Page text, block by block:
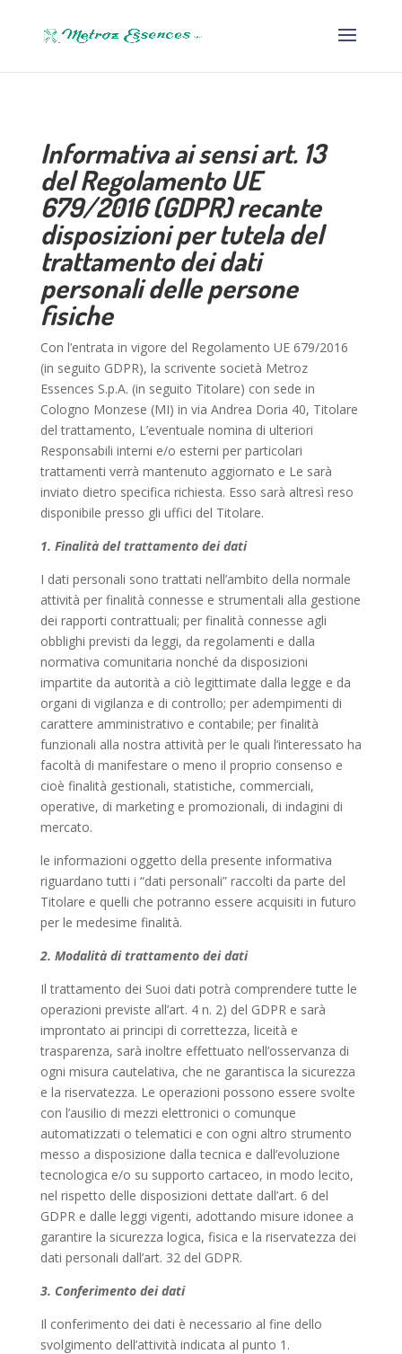
Informativa ai sensi art. 13
del Regolamento UE
679/2016 (GDPR) recante
disposizioni per tutela del
trattamento dei dati
personali delle persone
fisiche
Con l’entrata in vigore del Regolamento UE 679/2016
(in seguito GDPR), la scrivente società Metroz
Essences S.p.A. (in seguito Titolare) con sede in
Cologno Monzese (MI) in via Andrea Doria 40, Titolare
del trattamento, L’eventuale nomina di ulteriori
Responsabili interni e/o esterni per particolari
trattamenti verrà mantenuto aggiornato e Le sarà
inviato dietro specifica richiesta. Esso sarà altresì reso
disponibile presso gli uffici del Titolare.
1. Finalità del trattamento dei dati
I dati personali sono trattati nell’ambito della normale
attività per finalità connesse e strumentali alla gestione
dei rapporti contrattuali; per finalità connesse agli
obblighi previsti da leggi, da regolamenti e dalla
normativa comunitaria nonché da disposizioni
impartite da autorità a ciò legittimate dalla legge e da
organi di vigilanza e di controllo; per adempimenti di
carattere amministrativo e contabile; per finalità
funzionali alla nostra attività per le quali l’interessato ha
facoltà di manifestare o meno il proprio consenso e
cioè finalità gestionali, statistiche, commerciali,
operative, di marketing e promozionali, di indagini di
mercato.
le informazioni oggetto della presente informativa
riguardano tutti i “dati personali” raccolti da parte del
Titolare e quelli che potranno essere acquisiti in futuro
per le medesime finalità.
2. Modalità di trattamento dei dati
Il trattamento dei Suoi dati potrà comprendere tutte le
operazioni previste all’art. 4 n. 2) del GDPR e sarà
improntato ai principi di correttezza, liceità e
trasparenza, sarà inoltre effettuato nell’osservanza di
ogni misura cautelativa, che ne garantisca la sicurezza
e la riservatezza. Le operazioni possono essere svolte
con l’ausilio di mezzi elettronici o comunque
automatizzati o telematici e con ogni altro strumento
messo a disposizione dalla tecnica e dall’evoluzione
tecnologica e/o su supporto cartaceo, in modo lecito,
nel rispetto delle disposizioni dettate dall’art. 6 del
GDPR e dalle leggi vigenti, adottando misure idonee a
garantire la sicurezza logica, fisica e la riservatezza dei
dati personali dall’art. 32 del GDPR.
3. Conferimento dei dati
Il conferimento dei dati è necessario al fine dello
svolgimento dell’attività indicata al punto 1.